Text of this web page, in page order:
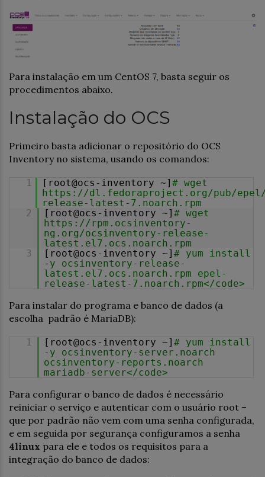
Para instalação em um CentOS 7, basta seguir os
procedimentos abaixo.
Instalação do OCS
Primeiro basta adicionar o repositório do OCS
Inventory no sistema, usando os comandos:
1 [root@ocs-inventory ~] # wget
https://dl.fedoraproject.org/pub/
release-latest-7.noarch.rpm
2
[root@ocs-inventory ~] # wget
https://rpm.ocsinventory-
ng.org/ocsinventory-release-
latest.el7.ocs.noarch.rpm
3
[root@ocs-inventory ~] # yum install
-y ocsinventory-release-
latest.el7.ocs.noarch.rpm epel-
release-latest-7.noarch.rpm</code>
Para instalar do programa e banco de dados (a
escolha padrão é MariaDB):
1 [root@ocs-inventory ~] # yum install
-y ocsinventory-server.noarch
ocsinventory-reports.noarch
mariadb-server</code>
Para configurar o banco de dados é necessário
reiniciar o serviço e autenticar com o usuário root –
que por padrão não vem com uma senha configurada,
e em seguida por segurança configuramos a senha
4linux para ele e todos os requisitos para a
integração do banco de dados: